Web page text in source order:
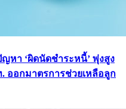
หา ‘ผิดนัดชำระหนี้’ พุ่งสูง
ออกมาตรการช่วยเหลือลูก